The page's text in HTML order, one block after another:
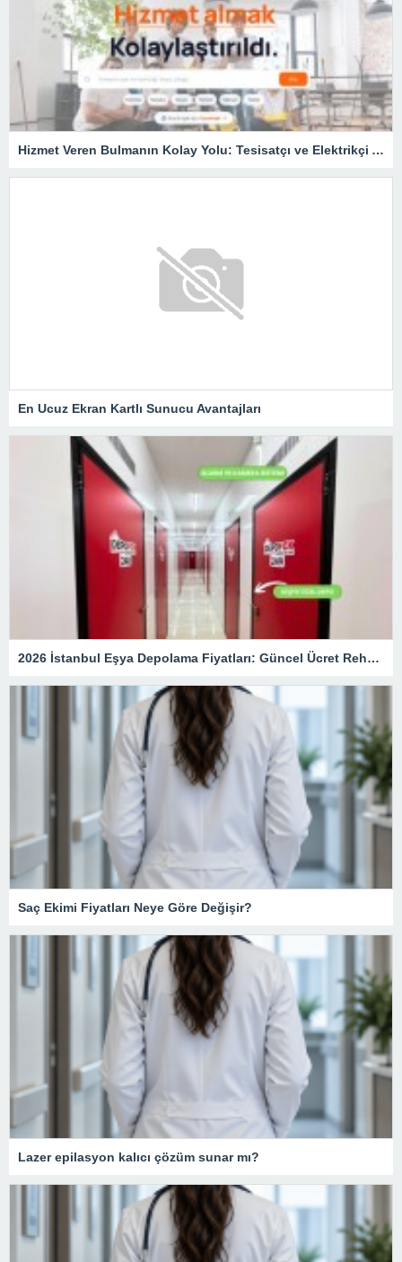
Hizmet Veren Bulmanın Kolay Yolu: Tesisatçı ve Elektrikçi Ararken Nelere Dikkat Edilmeli?
En Ucuz Ekran Kartlı Sunucu Avantajları
2026 İstanbul Eşya Depolama Fiyatları: Güncel Ücret Rehberi
Saç Ekimi Fiyatları Neye Göre Değişir?
Lazer epilasyon kalıcı çözüm sunar mı?